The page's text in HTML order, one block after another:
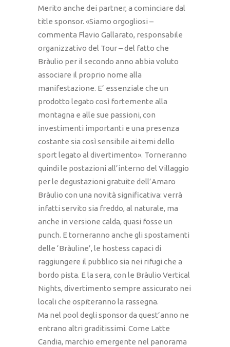
Merito anche dei partner, a cominciare dal
title sponsor. «Siamo orgogliosi –
commenta Flavio Gallarato, responsabile
organizzativo del Tour – del fatto che
Bràulio per il secondo anno abbia voluto
associare il proprio nome alla
manifestazione. E’ essenziale che un
prodotto legato così fortemente alla
montagna e alle sue passioni, con
investimenti importanti e una presenza
costante sia così sensibile ai temi dello
sport legato al divertimento». Torneranno
quindi le postazioni all’interno del Villaggio
per le degustazioni gratuite dell’Amaro
Bràulio con una novità significativa: verrà
infatti servito sia freddo, al naturale, ma
anche in versione calda, quasi fosse un
punch. E torneranno anche gli spostamenti
delle ‘Bràuline’, le hostess capaci di
raggiungere il pubblico sia nei rifugi che a
bordo pista. E la sera, con le Bràulio Vertical
Nights, divertimento sempre assicurato nei
locali che ospiteranno la rassegna.
Ma nel pool degli sponsor da quest’anno ne
entrano altri graditissimi. Come Latte
Candia, marchio emergente nel panorama